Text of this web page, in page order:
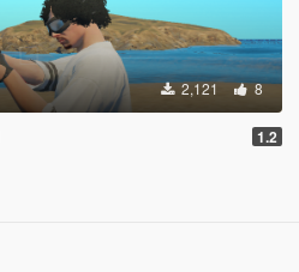
2,121 8
1.2